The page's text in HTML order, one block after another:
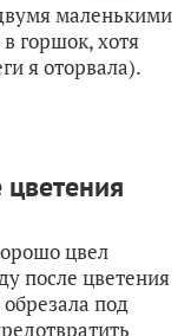
маленькими
горшок, хотя
я оторвала).
цвел
после цветения
под